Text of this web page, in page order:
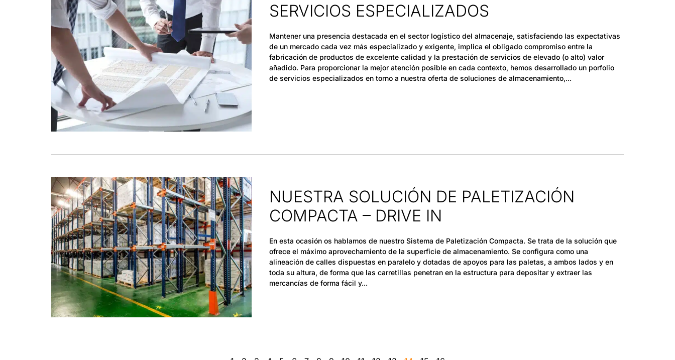
SERVICIOS ESPECIALIZADOS
Mantener una presencia destacada en el sector logístico del almacenaje, satisfaciendo las expectativas
de un mercado cada vez más especializado y exigente, implica el obligado compromiso entre la
fabricación de productos de excelente calidad y la prestación de servicios de elevado (o alto) valor
añadido. Para proporcionar la mejor atención posible en cada contexto, hemos desarrollado un porfolio
de servicios especializados en torno a nuestra oferta de soluciones de almacenamiento,
NUESTRA SOLUCIÓN DE PALETIZACIÓN
COMPACTA – DRIVE IN
En esta ocasión os hablamos de nuestro Sistema de Paletización Compacta. Se trata de la solución que
ofrece el máximo aprovechamiento de la superficie de almacenamiento. Se configura como una
alineación de calles dispuestas en paralelo y dotadas de apoyos para las paletas, a ambos lados y en
toda su altura, de forma que las carretillas penetran en la estructura para depositar y extraer las
mercancías de forma fácil y